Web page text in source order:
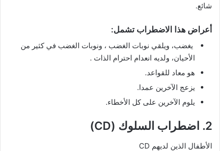
شائع.
أعراض هذا الاضطراب تشمل:
يغضب، ويلقي نوبات الغضب ، ونوبات الغضب في كثير من
الأحيان، ولديه انعدام احترام الذات .
هو معاد للقواعد.
يزعج الآخرين عمدا.
يلوم الآخرين على كل الأخطاء.
2. اضطراب السلوك (CD)
الأطفال الذين لديهم CD